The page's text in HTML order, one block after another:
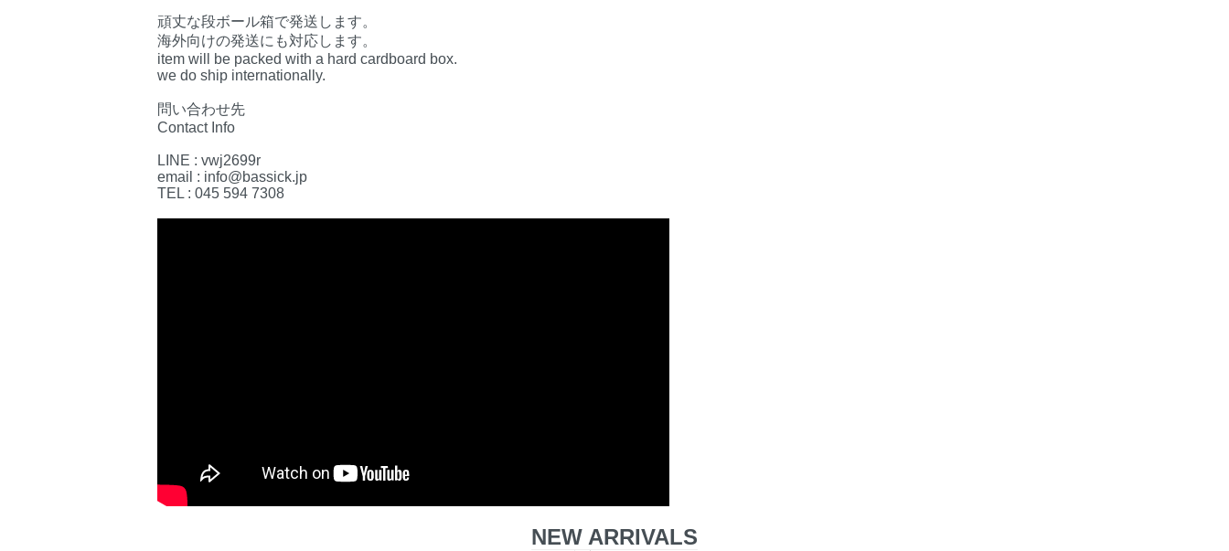
頑丈な段ボール箱で発送します。
海外向けの発送にも対応します。
item will be packed with a hard cardboard box.
we do ship internationally.
問い合わせ先
Contact Info
LINE : vwj2699r
email : info@bassick.jp
TEL : 045 594 7308
NEW ARRIVALS